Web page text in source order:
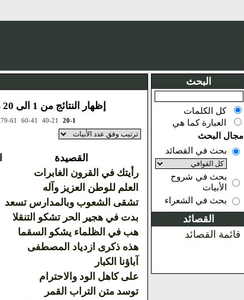
البحث
كل الكلمات
العبارة كما هي
مجال البحث
بحث في القصائد
بحث في شروح
الأبيات
بحث في الشعراء
القصائد
قائمة القصائد
إظهار النتائج من 1 الى 20 من مجموع 79
20-1
40-21
60-41
79-61
القصيدة
رأيتك في القرون الغابرات
العلم للوطن العزيز وآله
تشقى الشعوب وبالمدارس تسعد
بدت في هجير الحر تشكو التنقلا
هب في الظلماء يشكو السقما
هذه ذكرى ازدياد المصطفى
آباؤنا الكبار
على كاهل الود والاحترام
توسد متن التراب القمر